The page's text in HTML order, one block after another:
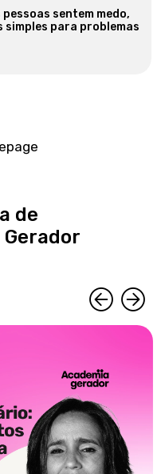
pessoas sentem medo,
para problemas
de